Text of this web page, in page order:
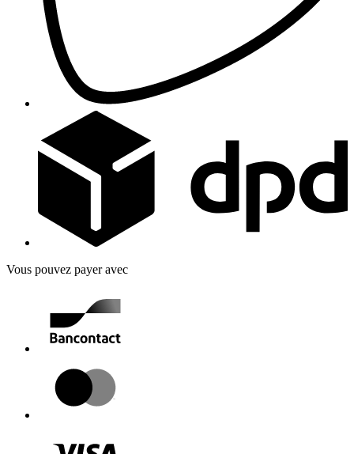
Vous pouvez payer avec